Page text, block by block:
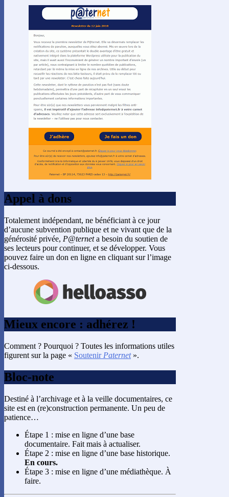
Appel à dons
Totalement indépendant, ne bénéficiant à ce jour
d’aucune subvention publique et ne vivant que de la
générosité privée, P@terneta besoin du soutien de
ses lecteurs pour continuer, et se développer. Vous
pouvez faire un don en ligne en cliquant sur l’image
ci-dessous.
Mieux encore : adhérez !
Comment ? Pourquoi ? Toutes les informations utiles
figurent sur la page « Soutenir Paternet».
Bloc-note
Destiné à l’archivage et à la veille documentaires, ce
site est en (re)construction permanente. Un peu de
patience…
Étape 1 : mise en ligne d’une base
documentaire. Fait mais à actualiser.
Étape 2 : mise en ligne d’une base historique.
En cours.
Étape 3 : mise en ligne d’une médiathèque. À
faire.